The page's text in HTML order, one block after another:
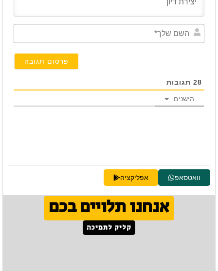
28 תגובות
הישנים
וואטסאפ אפליקציה
אנחנו תלויים בכם
קליק לתמיכה